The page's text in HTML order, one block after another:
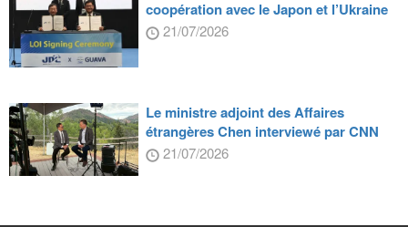
coopération avec le Japon et l’Ukraine
21/07/2026
Le ministre adjoint des Affaires
étrangères Chen interviewé par CNN
21/07/2026